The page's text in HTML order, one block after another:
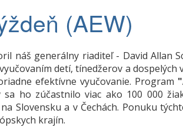
(AEW)
náš generálny riaditeľ - David Allan
detí, tínedžerov a dospelých
efektívne vyučovanie. Program
ho zúčastnilo viac ako 100 000
Slovensku a v Čechách. Ponuku
krajín.